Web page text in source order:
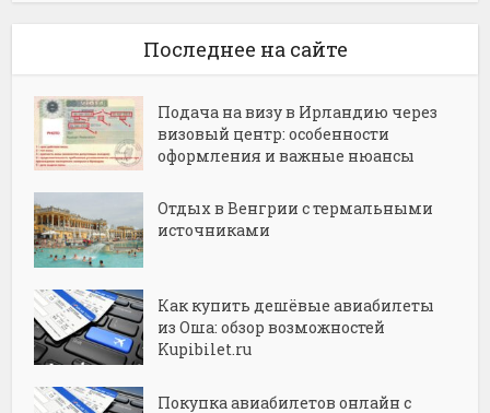
Последнее на сайте
Подача на визу в Ирландию через
визовый центр: особенности
оформления и важные нюансы
Отдых в Венгрии с термальными
источниками
Как купить дешёвые авиабилеты
из Оша: обзор возможностей
Kupibilet.ru
Покупка авиабилетов онлайн с